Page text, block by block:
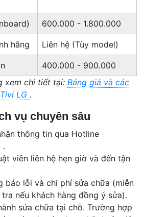
600.000 - 1.800.000
hãng Liên hệ (Tùy model)
400.000 - 900.000
xem chi tiết tại: Bảng giá và các
LG .
vụ chuyên sâu
thông tin qua Hotline
.
viên liên hệ hẹn giờ và đến tận
báo lỗi và chi phí sửa chữa (miễn
nếu khách hàng đồng ý sửa).
sửa chữa tại chỗ. Trường hợp